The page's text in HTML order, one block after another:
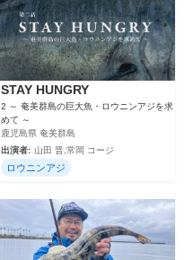
STAY HUNGRY
2 ～ 奄美群島の巨大魚・ロウニンアジを求
めて ～
鹿児島県 奄美群島
出演者: 山田 晋,常岡 コージ
ロウニンアジ